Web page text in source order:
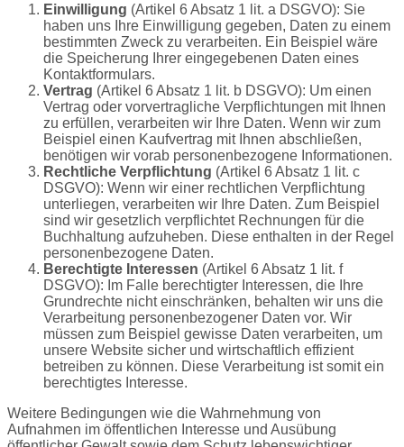
Einwilligung (Artikel 6 Absatz 1 lit. a DSGVO): Sie
haben uns Ihre Einwilligung gegeben, Daten zu einem
bestimmten Zweck zu verarbeiten. Ein Beispiel wäre
die Speicherung Ihrer eingegebenen Daten eines
Kontaktformulars.
Vertrag (Artikel 6 Absatz 1 lit. b DSGVO): Um einen
Vertrag oder vorvertragliche Verpflichtungen mit Ihnen
zu erfüllen, verarbeiten wir Ihre Daten. Wenn wir zum
Beispiel einen Kaufvertrag mit Ihnen abschließen,
benötigen wir vorab personenbezogene Informationen.
Rechtliche Verpflichtung (Artikel 6 Absatz 1 lit. c
DSGVO): Wenn wir einer rechtlichen Verpflichtung
unterliegen, verarbeiten wir Ihre Daten. Zum Beispiel
sind wir gesetzlich verpflichtet Rechnungen für die
Buchhaltung aufzuheben. Diese enthalten in der Regel
personenbezogene Daten.
Berechtigte Interessen (Artikel 6 Absatz 1 lit. f
DSGVO): Im Falle berechtigter Interessen, die Ihre
Grundrechte nicht einschränken, behalten wir uns die
Verarbeitung personenbezogener Daten vor. Wir
müssen zum Beispiel gewisse Daten verarbeiten, um
unsere Website sicher und wirtschaftlich effizient
betreiben zu können. Diese Verarbeitung ist somit ein
berechtigtes Interesse.
Weitere Bedingungen wie die Wahrnehmung von
Aufnahmen im öffentlichen Interesse und Ausübung